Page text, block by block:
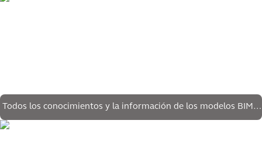
Todos los conocimientos y la información de los modelos BIM y
3D están disponibles para una gestión y un mantenimiento